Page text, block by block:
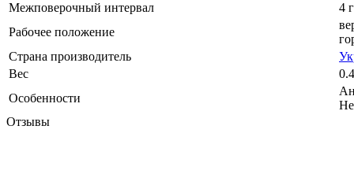
Межповерочный интервал
4
Рабочее положение
Страна производитель
Вес
0.4
Особенности
Отзывы